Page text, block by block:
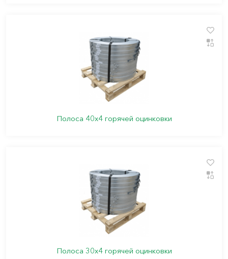
Полоса 40х4 горячей оцинковки
Полоса 30х4 горячей оцинковки